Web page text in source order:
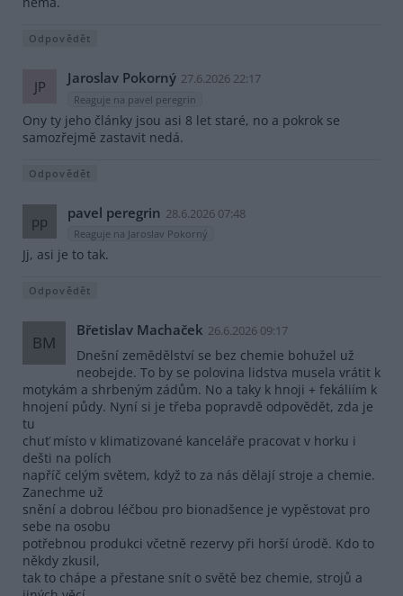
Odpovědět
JP Jaroslav Pokorný 27.6.2026 22:17
Reaguje na pavel peregrin
Ony ty jeho články jsou asi 8 let staré, no a pokrok se
samozřejmě zastavit nedá.
Odpovědět
pp pavel peregrin 28.6.2026 07:48
Reaguje na Jaroslav Pokorný
Jj, asi je to tak.
Odpovědět
BM
Břetislav Machaček 26.6.2026 09:17
Dnešní zemědělství se bez chemie bohužel už
neobejde. To by se polovina lidstva musela vrátit k
motykám a shrbeným zádům. No a taky k hnoji + fekáliím k
hnojení půdy. Nyní si je třeba popravdě odpovědět, zda je
tu
chuť místo v klimatizované kanceláře pracovat v horku i
dešti na polích
napříč celým světem, když to za nás dělají stroje a chemie.
Zanechme už
snění a dobrou léčbou pro bionadšence je vypěstovat pro
sebe na osobu
potřebnou produkci včetně rezervy při horší úrodě. Kdo to
někdy zkusil,
tak to chápe a přestane snít o světě bez chemie, strojů a